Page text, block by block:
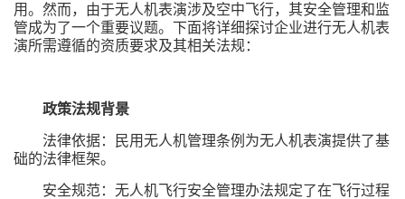
用。然而，由于无人机表演涉及空中飞行，其安全管理和监
管成为了一个重要议题。下面将详细探讨企业进行无人机表
演所需遵循的资质要求及其相关法规：
政策法规背景
法律依据：民用无人机管理条例为无人机表演提供了基
础的法律框架。
安全规范：无人机飞行安全管理办法规定了在飞行过程